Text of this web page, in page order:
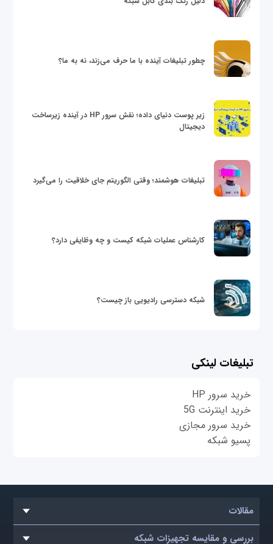
چطور تبلیغات آینده با ما حرف می‌زند، نه به ما؟
زیر پوست دنیای داده؛ نقش سرور HP در آینده زیرساخت
دیجیتال
تبلیغات هوشمند؛ وقتی الگوریتم جای خلاقیت را می‌گیرد
کارشناس عملیات شبکه کیست و چه وظایفی دارد؟
شبکه دسترسی رادیویی باز چیست؟
تبلیغات لینکی
خرید سرور HP
خرید اینترنت 5G
خرید سرور مجازی
پسیو شبکه
مقالات
بررسی و مقایسه تجهیزات شبکه